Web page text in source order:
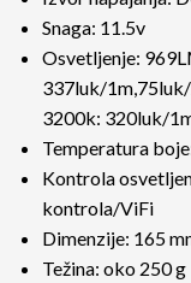
Snaga: 11.5v
Osvetljenje:
337luk/
3200k: 320luk/
Temperatura
Kontrola
kontrola/ViFi
Dimenzije: 165
Težina: oko 250 g